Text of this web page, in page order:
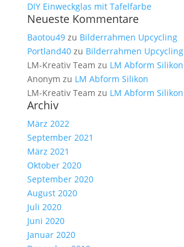
DIY Einweckglas mit Tafelfarbe
Neueste Kommentare
Baotou49zu Bilderrahmen Upcycling
Portland40zu Bilderrahmen Upcycling
LM-Kreativ Team zu LM Abform Silikon
Anonym zu LM Abform Silikon
LM-Kreativ Team zu LM Abform Silikon
Archiv
März 2022
September 2021
März 2021
Oktober 2020
September 2020
August 2020
Juli 2020
Juni 2020
Januar 2020